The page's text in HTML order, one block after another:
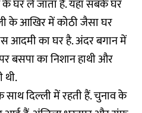
घर ले जाता है. यहां सबके घर
के आखिर में कोठी जैसा घर
आदमी का घर है. अंदर बगान में
का निशान हाथी और
थी.
दिल्ली में रहती हैं. चुनाव के